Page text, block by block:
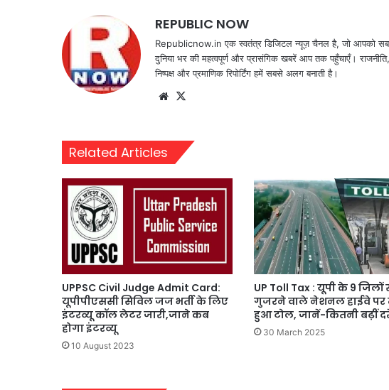
REPUBLIC NOW
Republicnow.in एक स्वतंत्र डिजिटल न्यूज़ चैनल है, जो आपको
दुनिया भर की महत्वपूर्ण और प्रासंगिक खबरें आप तक पहुँचाएँ।
निष्पक्ष और प्रमाणिक रिपोर्टिंग हमें सबसे अलग बनाती है।
Website
Related Articles
UPPSC Civil Judge Admit Card:
यूपीपीएससी सिविल जज भर्ती के लिए
इंटरव्यू कॉल लेटर जारी,जाने कब
होगा इंटरव्यू
10 August 2023
UP Toll Tax : यूपी के 9 जिलों
गुजरने वाले नेशनल हाईवे पर
हुआ टोल, जानें-कितनी बढ़ीं
30 March 2025